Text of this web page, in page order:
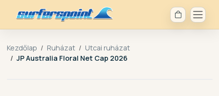
Kezdőlap Ruházat
Utcai ruházat
JP Australia Floral Net Cap 2026